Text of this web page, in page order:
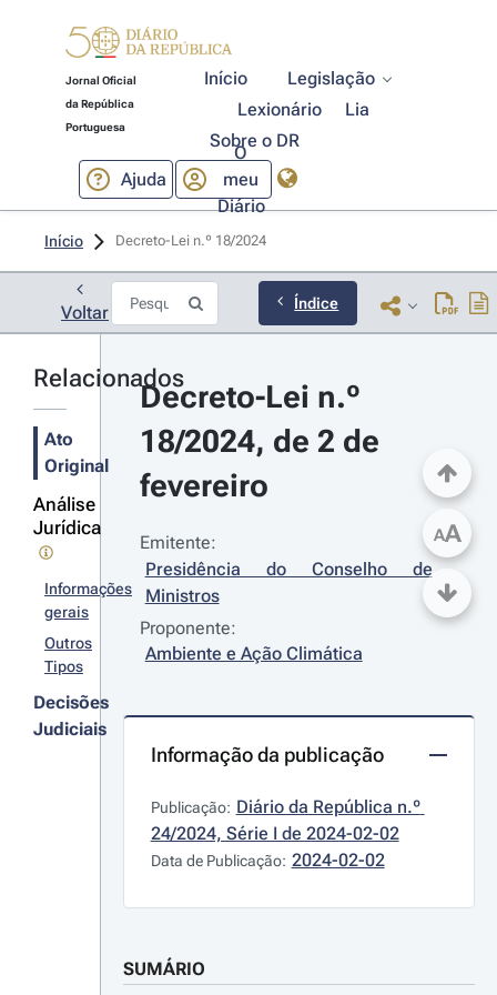
Jornal Oficial
da República
Portuguesa
Início
Legislação
Lexionário
Lia
Sobre o DR
Ajuda
O
meu
Diário
Início Decreto-Lei n.º 18/2024
Voltar Índice
Relacionados
Ato
Original
Análise
Jurídica
Informações
gerais
Outros
Tipos
Decisões
Judiciais
Decreto-Lei n.º
18/2024, de 2 de
fevereiro
Emitente:
Presidência do Conselho de
Ministros
Proponente:
Ambiente e Ação Climática
Informação da publicação
Publicação: Diário da República n.º
24/2024, Série I de 2024-02-02
Data de Publicação: 2024-02-02
SUMÁRIO
AA